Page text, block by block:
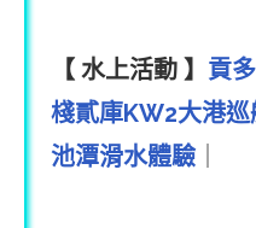
【 水上活動 】 貢
棧貳庫KW2大港巡
池潭滑水體驗｜